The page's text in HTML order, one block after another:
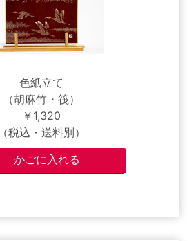
色紙立て
（胡麻竹・筏）
￥1,320
（税込・送料別）